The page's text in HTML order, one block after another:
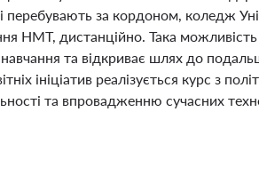
перебувають за кордоном, коледж
НМТ, дистанційно. Така
та відкриває шлях до
ініціатив реалізується курс з
та впровадженню сучасних